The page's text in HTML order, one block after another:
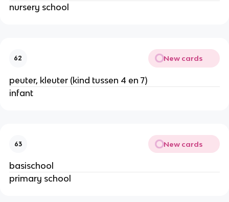
nursery school
62 New cards
peuter, kleuter (kind tussen 4 en 7)
infant
63 New cards
basischool
primary school